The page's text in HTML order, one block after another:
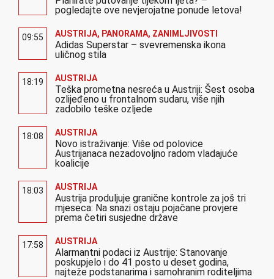
pogledajte ove nevjerojatne ponude letova!
09:55 AUSTRIJA, PANORAMA, ZANIMLJIVOSTI
Adidas Superstar – svevremenska ikona
uličnog stila
18:19 AUSTRIJA
Teška prometna nesreća u Austriji: Šest osoba
ozlijeđeno u frontalnom sudaru, više njih
zadobilo teške ozljede
18:08 AUSTRIJA
Novo istraživanje: Više od polovice
Austrijanaca nezadovoljno radom vladajuće
koalicije
18:03 AUSTRIJA
Austrija produljuje granične kontrole za još tri
mjeseca: Na snazi ostaju pojačane provjere
prema četiri susjedne države
17:58 AUSTRIJA
Alarmantni podaci iz Austrije: Stanovanje
poskupjelo i do 41 posto u deset godina,
najteže podstanarima i samohranim roditeljima